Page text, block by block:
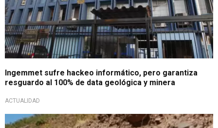
Ingemmet sufre hackeo informático, pero garantiza
resguardo al 100% de data geológica y minera
ACTUALIDAD
Advertencia de Ingemmet